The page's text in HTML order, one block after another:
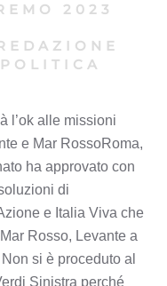
2023
POLITICA
l’ok alle missioni
e Mar RossoRoma,
ha approvato con
di
e Italia Viva che
Rosso, Levante a
si è proceduto al
Sinistra perché